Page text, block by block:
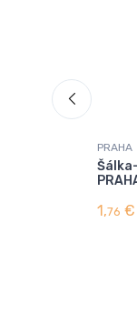
PRAHA
1,76 €